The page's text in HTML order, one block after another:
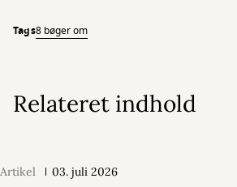
Tags8 bøger om
Relateret indhold
Artikel 03. juli 2026